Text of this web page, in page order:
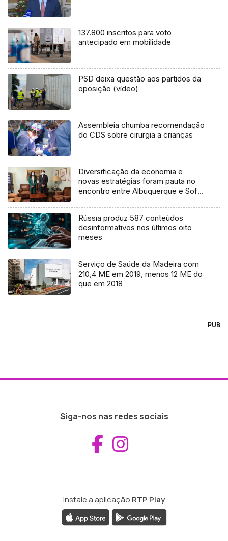
137.800 inscritos para voto
antecipado em mobilidade
PSD deixa questão aos partidos da
oposição (vídeo)
Assembleia chumba recomendação
do CDS sobre cirurgia a crianças
Diversificação da economia e
novas estratégias foram pauta no
encontro entre Albuquerque e Sofia
Rússia produz 587 conteúdos
desinformativos nos últimos oito
meses
Serviço de Saúde da Madeira com
210,4 ME em 2019, menos 12 ME do
que em 2018
PUB
Siga-nos nas redes sociais
Aceder ao
Instale a aplicação RTP Play